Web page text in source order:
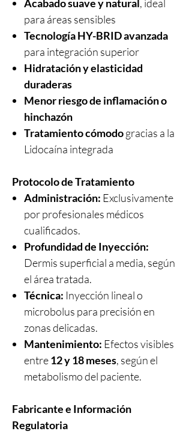
Acabado suave y natural , ideal
para áreas sensibles
Tecnología HY-BRID avanzada
para integración superior
Hidratación y elasticidad
duraderas
Menor riesgo de inflamación o
hinchazón
Tratamiento cómodogracias a la
Lidocaína integrada
Protocolo de Tratamiento
Administración: Exclusivamente
por profesionales médicos
cualificados.
Profundidad de Inyección:
Dermis superficial a media, según
el área tratada.
Técnica: Inyección lineal o
microbolus para precisión en
zonas delicadas.
Mantenimiento: Efectos visibles
entre12 y 18 meses, según el
metabolismo del paciente.
Fabricante e Información
Regulatoria